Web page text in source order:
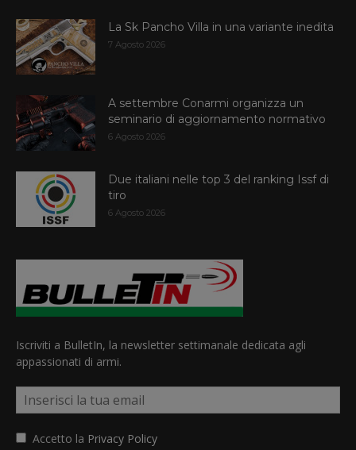
La Sk Pancho Villa in una variante inedita
7 Agosto 2026
A settembre Conarmi organizza un
seminario di aggiornamento normativo
6 Agosto 2026
Due italiani nelle top 3 del ranking Issf di
tiro
6 Agosto 2026
Iscriviti a BulletIn, la newsletter settimanale dedicata agli
appassionati di armi.
Accetto la Privacy Policy